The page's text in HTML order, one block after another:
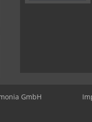
GmbH